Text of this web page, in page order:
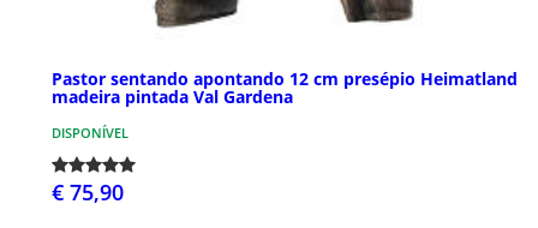
Pastor sentando apontando 12 cm presépio Heimatland
madeira pintada Val Gardena
DISPONÍVEL
€ 75,90